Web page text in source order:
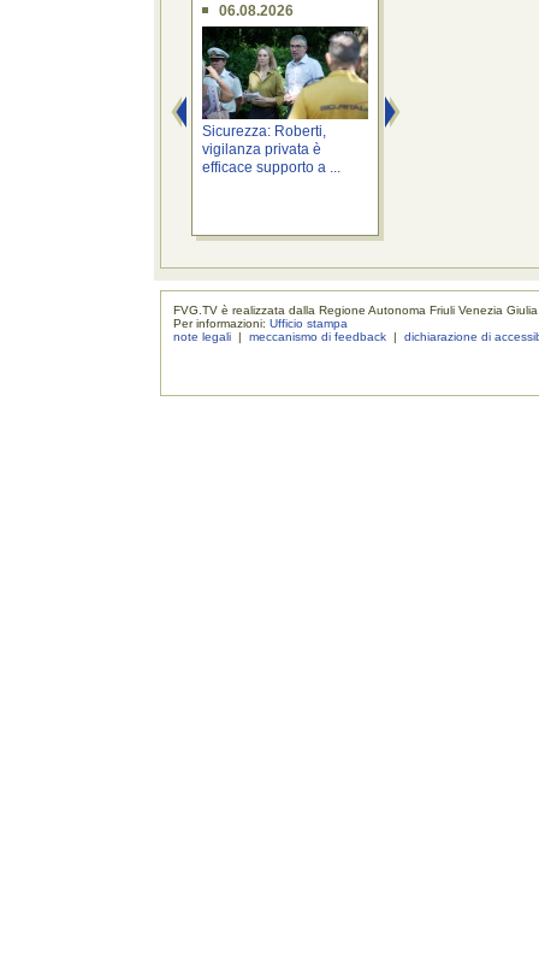
06.08.2026
Sicurezza: Roberti,
vigilanza privata è
efficace supporto a ...
FVG.TV è realizzata dalla Regione Autonoma Friuli Venezia Giulia
Per informazioni:Ufficio stampa
note legali |meccanismo di feedback |dichiarazione di